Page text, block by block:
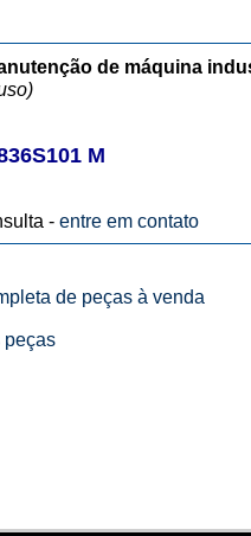
de máquina
M
- entre em contato
de peças à venda
peças